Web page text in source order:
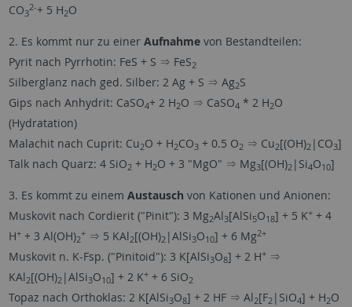
CO3
2-+ 5 H2O
2. Es kommt nur zu einer Aufnahme von Bestandteilen:
Pyrit nach Pyrrhotin: FeS + S ⇒ FeS2
Silberglanz nach ged. Silber: 2 Ag + S ⇒ Ag2S
Gips nach Anhydrit: CaSO4+ 2 H2O ⇒ CaSO4 * 2 H2O
(Hydratation)
Malachit nach Cuprit: Cu2O + H2CO3+ 0.5 O2⇒ Cu2[(OH)2|CO3]
Talk nach Quarz: 4 SiO2+ H2O + 3 "MgO" ⇒ Mg3[(OH)2|Si4O10]
3. Es kommt zu einem Austausch von Kationen und Anionen:
Muskovit nach Cordierit ("Pinit"): 3 Mg2Al3[AlSi5O18] + 5 K++ 4
H++ 3 Al(OH)2
+⇒ 5 KAl2[(OH)2|AlSi3O10] + 6 Mg2+
Muskovit n. K-Fsp. ("Pinitoid"): 3 K[AlSi3O8] + 2 H+⇒
KAl2[(OH)2|AlSi3O10] + 2 K++ 6 SiO2
Topaz nach Orthoklas: 2 K[AlSi3O8] + 2 HF ⇒ Al2[F2|SiO4] + H2O